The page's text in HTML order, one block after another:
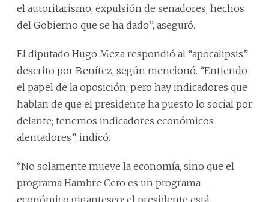
el autoritarismo, expulsión de senadores, hechos
del Gobierno que se ha dado”, aseguró.
El diputado Hugo Meza respondió al “apocalipsis”
descrito por Benítez, según mencionó. “Entiendo
el papel de la oposición, pero hay indicadores que
hablan de que el presidente ha puesto lo social por
delante; tenemos indicadores económicos
alentadores”, indicó.
“No solamente mueve la economía, sino que el
programa Hambre Cero es un programa
económico gigantesco; el presidente está